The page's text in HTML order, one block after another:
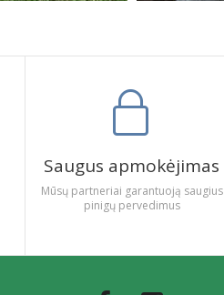
Saugus apmokėjimas
Mūsų partneriai garantuoją saugius
pinigų pervedimus